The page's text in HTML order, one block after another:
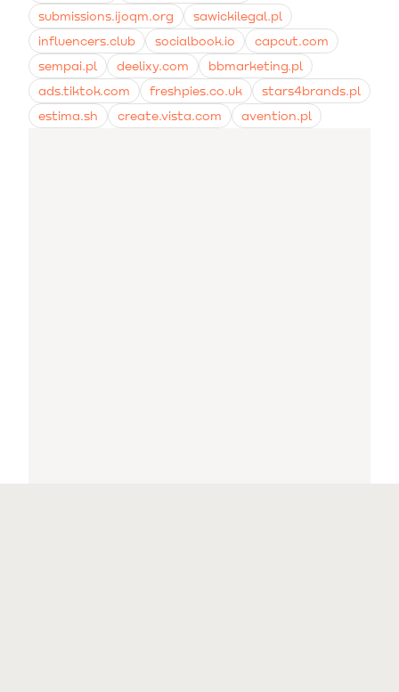
submissions.ijoqm.org
sawickilegal.pl
influencers.club
socialbook.io
capcut.com
sempai.pl
deelixy.com
bbmarketing.pl
ads.tiktok.com
freshpies.co.uk
stars4brands.pl
estima.sh
create.vista.com avention.pl